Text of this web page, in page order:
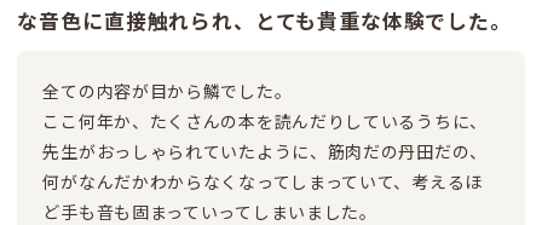
な音色に直接触れられ、とても貴重な体験でした。
全ての内容が目から鱗でした。
ここ何年か、たくさんの本を読んだりしているうちに、
先生がおっしゃられていたように、筋肉だの丹田だの、
何がなんだかわからなくなってしまっていて、考えるほ
ど手も音も固まっていってしまいました。